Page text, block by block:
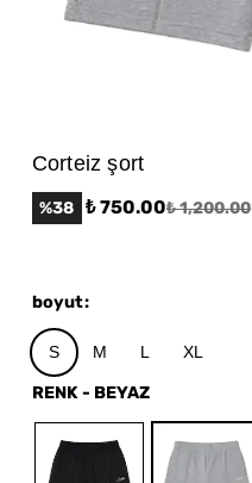
Corteiz şort
%38 ₺ 750.00₺ 1,200.00
boyut:
S M L XL
RENK- BEYAZ